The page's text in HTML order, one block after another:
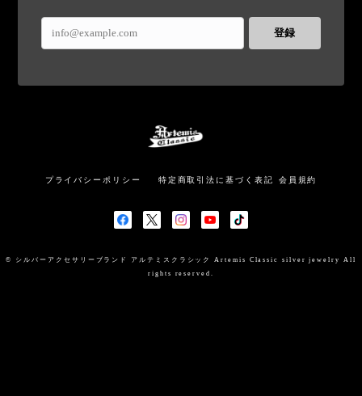
登録
プライバシーポリシー 特定商取引法に基づく表記 会員規約
© シルバーアクセサリーブランド アルテミスクラシック Artemis Classic silver jewelry All
rights reserved.